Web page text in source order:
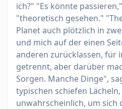
ich?" "Es könnte
"theoretisch gesehen."
Planet auch plötzlich in
und mich auf der einen
anderen zurücklassen, für
getrennt, aber darüber
Sorgen. Manche Dinge",
typischen schiefen
unwahrscheinlich, um sich